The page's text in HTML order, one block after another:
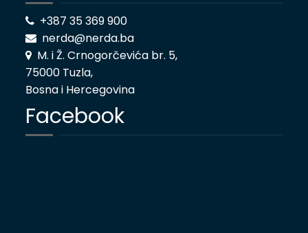
+387 35 369 900
nerda@nerda.ba
M. i Ž. Crnogorčevića br. 5,
75000 Tuzla,
Bosna i Hercegovina
Facebook